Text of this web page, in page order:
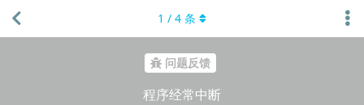
问题反馈
程序经常中断
1 / 4 条